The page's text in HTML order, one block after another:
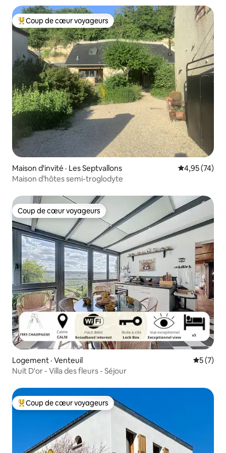
Coup de cœur voyageurs parmi les plus aimés
Coup de cœur voyageurs
Maison d'invité · Les Septvallons Note
4,95 (74)
Maison d’hôtes semi-troglodyte
Coup de cœur voyageurs
Coup de cœur voyageurs
Logement · Venteuil Note
5 (7)
Nuit D'or - Villa des fleurs - Séjour
Coup de cœur voyageurs parmi les plus aimés
Coup de cœur voyageurs